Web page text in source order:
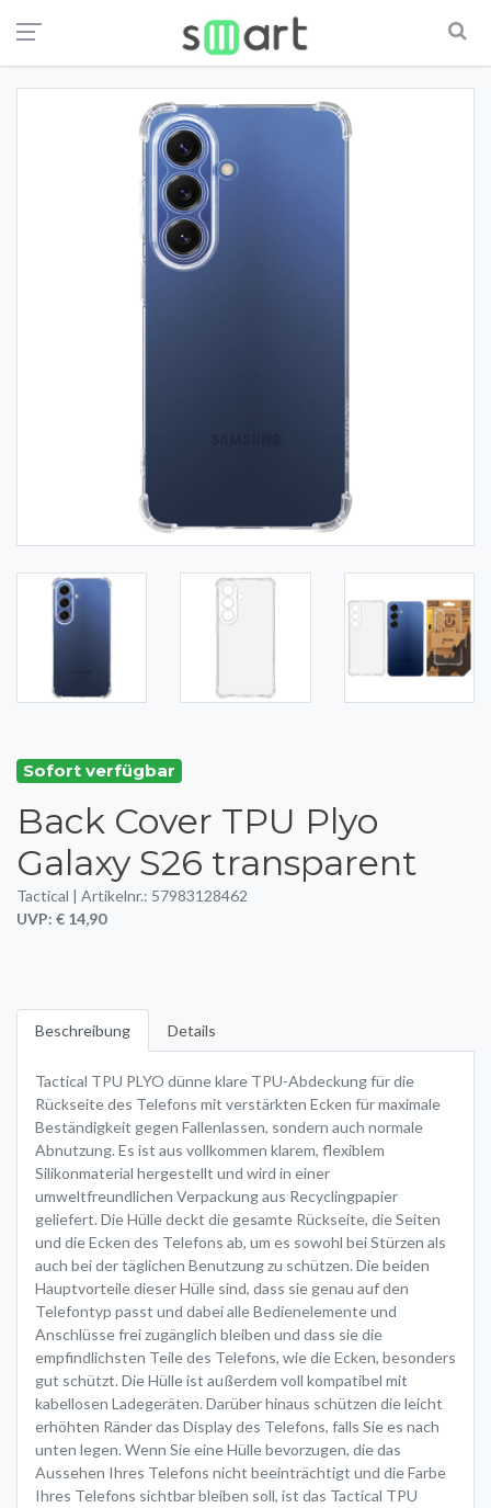
Sofort verfügbar
Back Cover TPU Plyo
Galaxy S26 transparent
Tactical | Artikelnr.: 57983128462
UVP: € 14,90
Beschreibung Details
Tactical TPU PLYO dünne klare TPU-Abdeckung für die
Rückseite des Telefons mit verstärkten Ecken für maximale
Beständigkeit gegen Fallenlassen, sondern auch normale
Abnutzung. Es ist aus vollkommen klarem, flexiblem
Silikonmaterial hergestellt und wird in einer
umweltfreundlichen Verpackung aus Recyclingpapier
geliefert. Die Hülle deckt die gesamte Rückseite, die Seiten
und die Ecken des Telefons ab, um es sowohl bei Stürzen als
auch bei der täglichen Benutzung zu schützen. Die beiden
Hauptvorteile dieser Hülle sind, dass sie genau auf den
Telefontyp passt und dabei alle Bedienelemente und
Anschlüsse frei zugänglich bleiben und dass sie die
empfindlichsten Teile des Telefons, wie die Ecken, besonders
gut schützt. Die Hülle ist außerdem voll kompatibel mit
kabellosen Ladegeräten. Darüber hinaus schützen die leicht
erhöhten Ränder das Display des Telefons, falls Sie es nach
unten legen. Wenn Sie eine Hülle bevorzugen, die das
Aussehen Ihres Telefons nicht beeinträchtigt und die Farbe
Ihres Telefons sichtbar bleiben soll, ist das Tactical TPU